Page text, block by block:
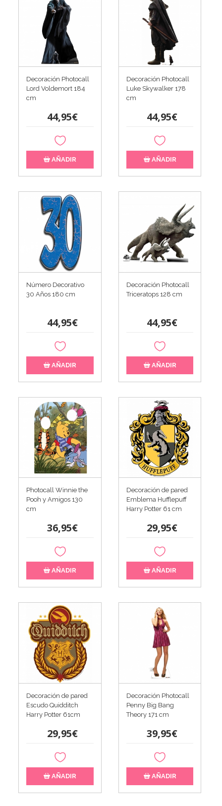
Decoración Photocall
Lord Voldemort 184
cm
44,95€
AÑADIR
Decoración Photocall
Luke Skywalker 178
cm
44,95€
AÑADIR
Número Decorativo
30 Años 180 cm
44,95€
AÑADIR
Decoración Photocall
Triceratops 128 cm
44,95€
AÑADIR
Photocall Winnie the
Pooh y Amigos 130
cm
36,95€
AÑADIR
Decoración de pared
Emblema Hufflepuff
Harry Potter 61 cm​
29,95€
AÑADIR
Decoración de pared
Escudo Quidditch
Harry Potter 61cm
29,95€
AÑADIR
Decoración Photocall
Penny Big Bang
Theory 171 cm
39,95€
AÑADIR